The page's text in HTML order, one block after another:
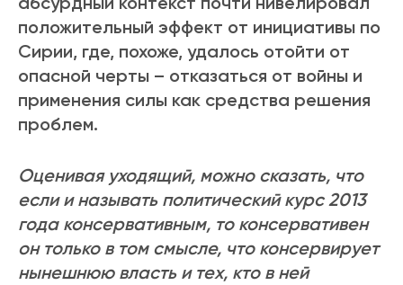
положительный эффект от инициативы по
Сирии, где, похоже, удалось отойти от
опасной черты – отказаться от войны и
применения силы как средства решения
проблем.
Оценивая уходящий, можно сказать, что
если и называть политический курс 2013
года консервативным, то консервативен
он только в том смысле, что консервирует
нынешнюю власть и тех, кто в ней